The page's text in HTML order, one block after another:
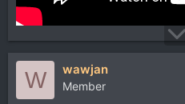
W wawjan
Member